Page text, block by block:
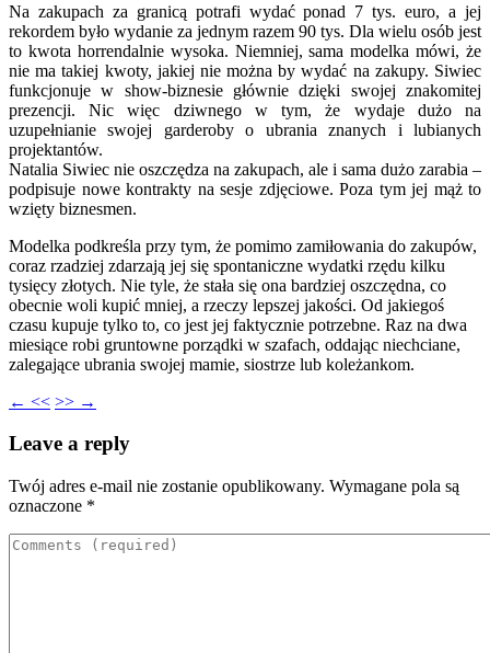
Na zakupach za granicą potrafi wydać ponad 7 tys. euro, a jej
rekordem było wydanie za jednym razem 90 tys. Dla wielu osób jest
to kwota horrendalnie wysoka. Niemniej, sama modelka mówi, że
nie ma takiej kwoty, jakiej nie można by wydać na zakupy. Siwiec
funkcjonuje w show-biznesie głównie dzięki swojej znakomitej
prezencji. Nic więc dziwnego w tym, że wydaje dużo na
uzupełnianie swojej garderoby o ubrania znanych i lubianych
projektantów.
Natalia Siwiec nie oszczędza na zakupach, ale i sama dużo zarabia –
podpisuje nowe kontrakty na sesje zdjęciowe. Poza tym jej mąż to
wzięty biznesmen.
Modelka podkreśla przy tym, że pomimo zamiłowania do zakupów,
coraz rzadziej zdarzają jej się spontaniczne wydatki rzędu kilku
tysięcy złotych. Nie tyle, że stała się ona bardziej oszczędna, co
obecnie woli kupić mniej, a rzeczy lepszej jakości. Od jakiegoś
czasu kupuje tylko to, co jest jej faktycznie potrzebne. Raz na dwa
miesiące robi gruntowne porządki w szafach, oddając niechciane,
zalegające ubrania swojej mamie, siostrze lub koleżankom.
← << >> →
Leave a reply
Twój adres e-mail nie zostanie opublikowany. Wymagane pola są
oznaczone *